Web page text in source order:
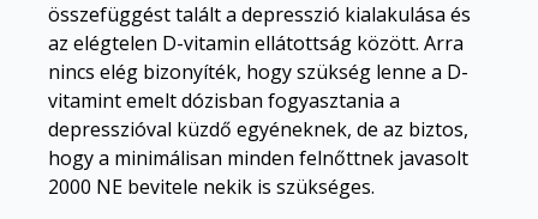
összefüggést talált a depresszió kialakulása és
az elégtelen D-vitamin ellátottság között. Arra
nincs elég bizonyíték, hogy szükség lenne a D-
vitamint emelt dózisban fogyasztania a
depresszióval küzdő egyéneknek, de az biztos,
hogy a minimálisan minden felnőttnek javasolt
2000 NE bevitele nekik is szükséges.